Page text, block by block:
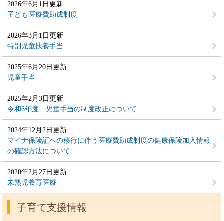
2026年6月1日更新
子ども医療費助成制度
2026年3月1日更新
特別児童扶養手当
2025年6月20日更新
児童手当
2025年2月3日更新
令和6年度 児童手当の制度改正について
2024年12月2日更新
マイナ保険証への移行に伴う医療費助成制度の健康保険加入情報
の確認方法について
2020年2月27日更新
未熟児養育医療
子育て支援情報